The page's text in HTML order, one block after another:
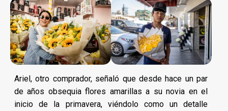
Ariel, otro comprador, señaló que desde hace un par
de años obsequia flores amarillas a su novia en el
inicio de la primavera, viéndolo como un detalle